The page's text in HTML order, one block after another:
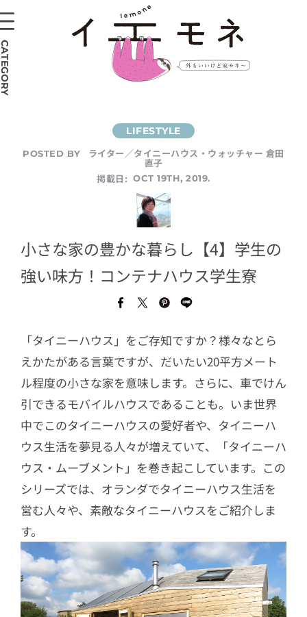
POSTED BY ライター／タイニーハウス・ウォッチャー 倉田
直子
掲載日: OCT 19TH, 2019.
小さな家の豊かな暮らし【4】学生の
強い味方！コンテナハウス学生寮
「タイニーハウス」をご存知ですか？様々なとら
えかたがある言葉ですが、だいたい20平方メート
ル程度の小さな家を意味します。さらに、車でけん
引できるモバイルハウスであることも。いま世界
中でこのタイニーハウスの愛好者や、タイニーハ
ウス生活を夢見る人々が増えていて、「タイニーハ
ウス・ムーブメント」を巻き起こしています。この
シリーズでは、オランダでタイニーハウス生活を
営む人々や、素敵なタイニーハウスをご紹介しま
す。